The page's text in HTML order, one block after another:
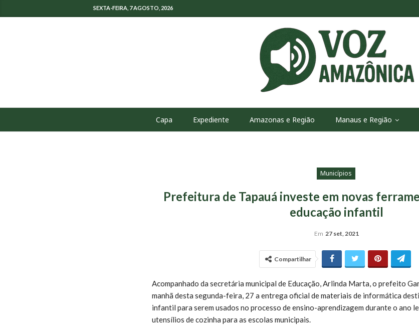
SEXTA-FEIRA, 7 AGOSTO, 2026
Capa Expediente Amazonas e Região Manaus e Região
Municípios
Prefeitura de Tapauá investe em novas
educação infantil
Em 27 set, 2021
Compartilhar
Acompanhado da secretária municipal de Educação, Arlinda Marta, o prefeito
manhã desta segunda-feira, 27 a entrega oficial de materiais de informática
infantil para serem usados no processo de ensino-aprendizagem durante o ano
utensílios de cozinha para as escolas municipais.